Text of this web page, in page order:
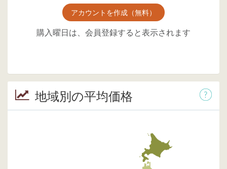
アカウントを作成（無料）
購入曜日は、会員登録すると表示されます
地域別の平均価格